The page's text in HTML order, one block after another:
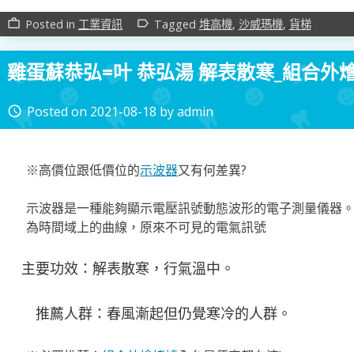
work_outline Posted in 工業資訊 label_outline Tagged 堆高機, 沙威瑪機, 貨梯
雞蛋蘇恭弘=叶 恭弘湯 解表散寒_組合外
access_time Posted on 2021-08-18 byadmin
※高價位跟低價位的示波器又有何差異?
示波器是一種能夠顯示電壓訊號動態波形的電子測量儀器
為時間域上的曲線，原來不可見的電氣訊號
主要功效：解表散寒，行氣溫中。
推薦人群：春風漸起但仍覺寒冷的人群。